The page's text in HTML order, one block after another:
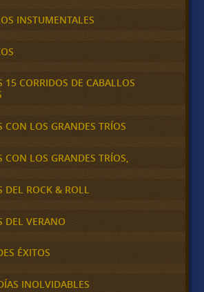
INSTUMENTALES
15 CORRIDOS DE CABALLOS
CON LOS GRANDES TRÍOS
CON LOS GRANDES TRÍOS,
DEL ROCK & ROLL
DEL VERANO
ÉXITOS
INOLVIDABLES